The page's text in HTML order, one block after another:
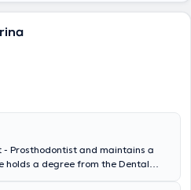
- Prosthodontist and maintains a
holds a degree from the Dental